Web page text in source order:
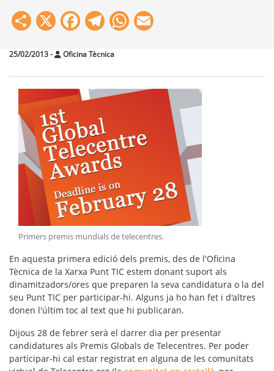
Share
X Facebook
Telegram
WhatsApp
25/02/2013- Oficina Tècnica
Primers premis mundials de telecentres.
En aquesta primera edició dels premis, des de l'Oficina
Tècnica de la Xarxa Punt TIC estem donant suport als
dinamitzadors/ores que preparen la seva candidatura o la del
seu Punt TIC per participar-hi. Alguns ja ho han fet i d'altres
donen l'últim toc al text que hi publicaran.
Dijous 28 de febrer serà el darrer dia per presentar
candidatures als Premis Globals de Telecentres. Per poder
participar-hi cal estar registrat en alguna de les comunitats